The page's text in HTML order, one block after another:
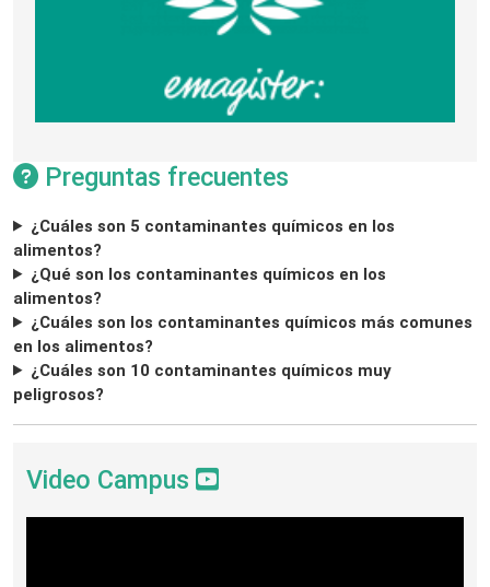
Preguntas frecuentes
¿Cuáles son 5 contaminantes químicos en los
alimentos?
¿Qué son los contaminantes químicos en los
alimentos?
¿Cuáles son los contaminantes químicos más comunes
en los alimentos?
¿Cuáles son 10 contaminantes químicos muy
peligrosos?
Video Campus